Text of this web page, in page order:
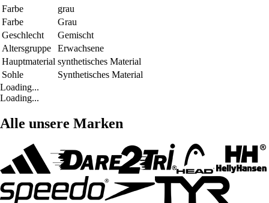
Farbe
grau
Farbe
Grau
Geschlecht
Gemischt
Altersgruppe
Erwachsene
Hauptmaterial synthetisches Material
Sohle
Synthetisches Material
Loading...
Loading...
Alle unsere Marken